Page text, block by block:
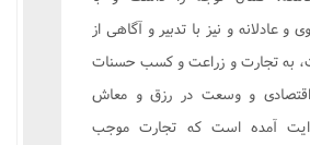
و عادلانه و نيز با تدبير و آگاهى از
به تجارت و زراعت و کسب حسنات
و وسعت در رزق و معاش
آمده است که تجارت موجب